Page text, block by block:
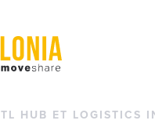
TL HUB ET LOGISTICS